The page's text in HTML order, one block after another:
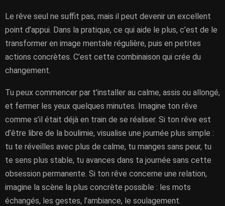
Le rêve seul ne suffit pas, mais il peut devenir un excellent
point d’appui. Dans la pratique, ce qui aide le plus, c’est de le
transformer en image mentale régulière, puis en petites
actions concrètes. C’est cette combinaison qui crée du
changement.
Tu peux commencer par t’installer au calme, assis ou allongé,
et fermer les yeux quelques minutes. Imagine ton rêve
comme s’il était déjà en train de se réaliser. Si ton rêve est
d’être libre de la boulimie, visualise une journée plus simple :
tu te réveilles avec plus de calme, tu manges sans peur, tu
te sens plus stable, tu avances dans ta journée sans cette
obsession permanente. Si ton rêve concerne une relation,
imagine la scène la plus concrète possible : les mots
échangés, les gestes, l’ambiance, le soulagement.